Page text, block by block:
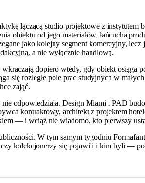
łączącą studio projektowe z
obiektu od jego materiałów, łańcucha
jako kolejny segment komercyjny,
a nie wyłącznie handlową.
dopiero wtedy, gdy obiekt
się rozległe pole prac studyjnych w
zająć.
odpowiedziała. Design Miami i PAD
kontraktowy, architekt z projektem
— i wciąż nie wiadomo, kto pierwszy
W tym samym tygodniu
kolekcjonerzy się pojawili i kim byli —